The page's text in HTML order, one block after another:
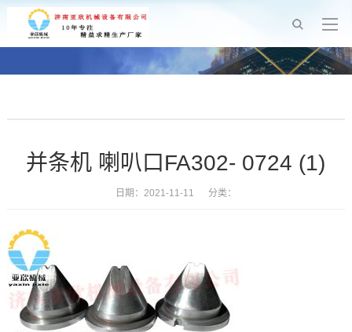
并条机 喇叭口FA302- 0724 (1)
日期：2021-11-11 分类：